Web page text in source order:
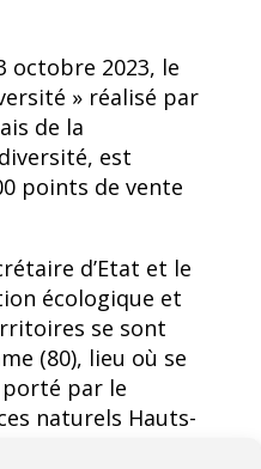
octobre 2023, le
» réalisé par
de la
est
points de vente
d’Etat et le
écologique et
se sont
(80), lieu où se
par le
naturels Hauts-